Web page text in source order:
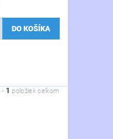
- 1 položiek celkom